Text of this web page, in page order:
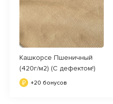
Кашкорсе Пшеничный
(420г/м2) (С дефектом!)
+20 бонусов